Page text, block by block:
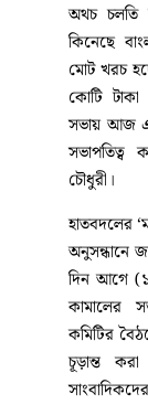
অথচ চলতি
কিনেছে
মোট খরচ
কোটি টাকা
সভায় আজ
সভাপতিত্ব
চৌধুরী।
হাতবদলের
অনুসন্ধানে
দিন আগে
কামালের
কমিটির
চূড়ান্ত